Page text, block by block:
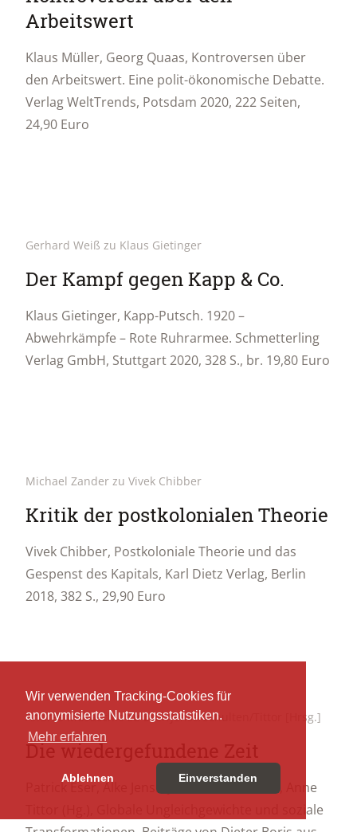
Wir verwenden Tracking-Cookies für
anonymisierte Nutzungsstatistiken.
Mehr erfahren
Ablehnen Einverstanden
Arbeitswert
Klaus Müller, Georg Quaas, Kontroversen über
den Arbeitswert. Eine polit-ökonomische Debatte.
Verlag WeltTrends, Potsdam 2020, 222 Seiten,
24,90 Euro
Gerhard Weiß zu Klaus Gietinger
Der Kampf gegen Kapp & Co.
Klaus Gietinger, Kapp-Putsch. 1920 –
Abwehrkämpfe – Rote Ruhrarmee. Schmetterling
Verlag GmbH, Stuttgart 2020, 328 S., br. 19,80 Euro
Michael Zander zu Vivek Chibber
Kritik der postkolonialen Theorie
Vivek Chibber, Postkoloniale Theorie und das
Gespenst des Kapitals, Karl Dietz Verlag, Berlin
2018, 382 S., 29,90 Euro
Andrés Musacchio zu Eser/Jenss/Schulten/Tittor [Hrsg.]
Die wiedergefundene Zeit
Patrick Eser, Alke Jenss, Johannes Schulten, Anne
Tittor (Hg.), Globale Ungleichgewichte und soziale